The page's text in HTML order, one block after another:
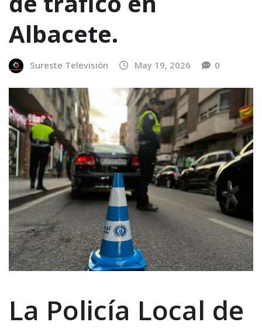
Albacete.
Sureste Televisión May 19, 2026 0
La Policía Local de